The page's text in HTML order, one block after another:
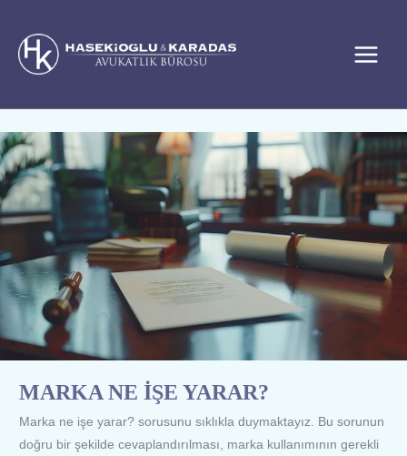
MARKA NE İŞE YARAR?
Marka ne işe yarar? sorusunu sıklıkla duymaktayız. Bu sorunun
doğru bir şekilde cevaplandırılması, marka kullanımının gerekli
MARKA
İŞE
YARAR?